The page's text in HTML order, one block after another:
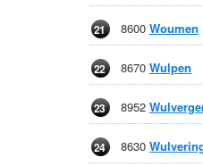
21 8600 Woumen
22 8670 Wulpen
23 8952
24 8630